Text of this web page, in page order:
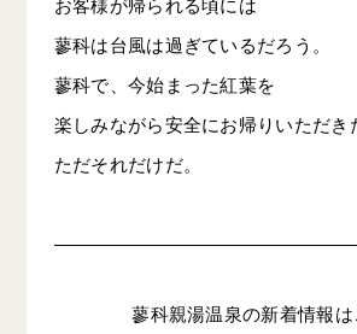
お客様が帰られる頃には
蓼科は台風は過ぎているだろう。
蓼科で、今始まった紅葉を
楽しみながら安全にお帰りいただき
ただそれだけだ。
蓼科親湯温泉の新着情報は